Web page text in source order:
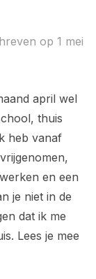
op 1 mei
april wel
thuis
heb vanaf
en een
je niet in de
dat ik me
Lees je mee